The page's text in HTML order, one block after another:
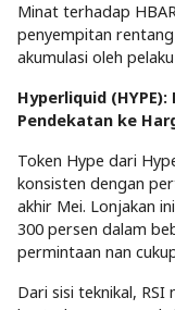
Minat terhadap
penyempitan
akumulasi oleh
Hyperliquid
Pendekatan ke
Token Hype dari
konsisten dengan
akhir Mei. Lonjakan
300 persen dalam
permintaan nan
Dari sisi teknikal,